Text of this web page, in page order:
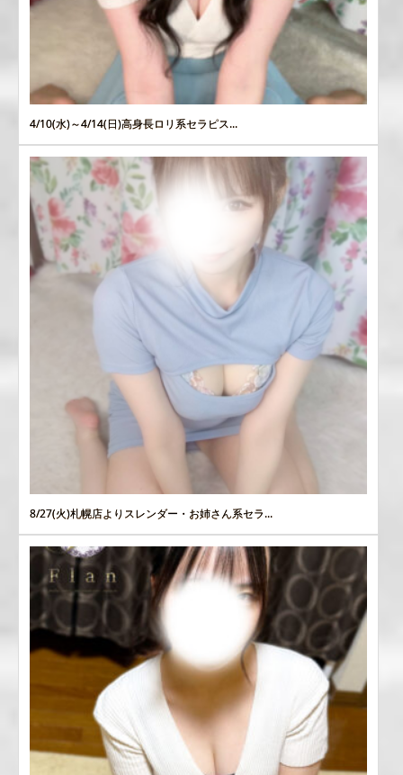
4/10(水)～4/14(日)高身長ロリ系セラピス...
8/27(火)札幌店よりスレンダー・お姉さん系セラ...